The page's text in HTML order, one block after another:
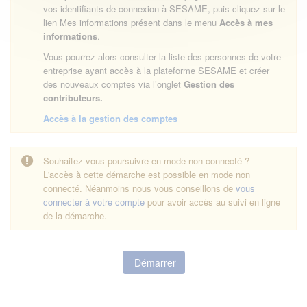
vos identifiants de connexion à SESAME, puis cliquez sur le
lien Mes informations présent dans le menu Accès à mes
informations.
Vous pourrez alors consulter la liste des personnes de votre
entreprise ayant accès à la plateforme SESAME et créer
des nouveaux comptes via l’onglet Gestion des
contributeurs.
Accès à la gestion des comptes
Souhaitez-vous poursuivre en mode non connecté ?
L'accès à cette démarche est possible en mode non
connecté. Néanmoins nous vous conseillons de vous
connecter à votre compte pour avoir accès au suivi en ligne
de la démarche.
Démarrer